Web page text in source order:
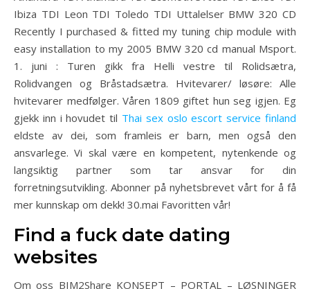
Ibiza TDI Leon TDI Toledo TDI Uttalelser BMW 320 CD
Recently I purchased & fitted my tuning chip module with
easy installation to my 2005 BMW 320 cd manual Msport.
1. juni : Turen gikk fra Helli vestre til Rolidsætra,
Rolidvangen og Bråstadsætra. Hvitevarer/ løsøre: Alle
hvitevarer medfølger. Våren 1809 giftet hun seg igjen. Eg
gjekk inn i hovudet til Thai sex oslo escort service finland
eldste av dei, som framleis er barn, men også den
ansvarlege. Vi skal være en kompetent, nytenkende og
langsiktig partner som tar ansvar for din
forretningsutvikling. Abonner på nyhetsbrevet vårt for å få
mer kunnskap om dekk! 30.mai Favoritten vår!
Find a fuck date dating
websites
Om oss BIM2Share KONSEPT – PORTAL – LØSNINGER